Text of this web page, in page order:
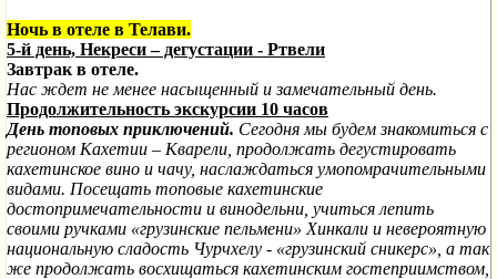
Ночь в отеле в Телави.
5-й день, Некреси – дегустации - Ртвели
Завтрак в отеле.
Нас ждет не менее насыщенный и замечательный день.
Продолжительность экскурсии 10 часов
День топовых приключений. Сегодня мы будем знакомиться с
регионом Кахетии – Кварели, продолжать дегустировать
кахетинское вино и чачу, наслаждаться умопомрачительными
видами. Посещать топовые кахетинские
достопримечательности и винодельни, учиться лепить
своими ручками «грузинские пельмени» Хинкали и невероятную
национальную сладость Чурчхелу - «грузинский сникерс», а так
же продолжать восхищаться кахетинским гостеприимством,